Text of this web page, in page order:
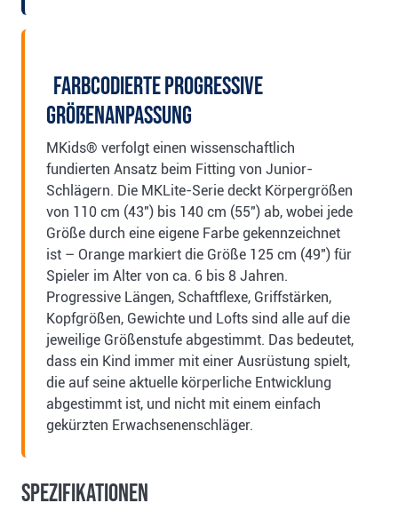
Farbcodierte progressive
Größenanpassung
MKids® verfolgt einen wissenschaftlich
fundierten Ansatz beim Fitting von Junior-
Schlägern. Die MKLite-Serie deckt Körpergrößen
von 110 cm (43") bis 140 cm (55") ab, wobei jede
Größe durch eine eigene Farbe gekennzeichnet
ist – Orange markiert die Größe 125 cm (49") für
Spieler im Alter von ca. 6 bis 8 Jahren.
Progressive Längen, Schaftflexe, Griffstärken,
Kopfgrößen, Gewichte und Lofts sind alle auf die
jeweilige Größenstufe abgestimmt. Das bedeutet,
dass ein Kind immer mit einer Ausrüstung spielt,
die auf seine aktuelle körperliche Entwicklung
abgestimmt ist, und nicht mit einem einfach
gekürzten Erwachsenenschläger.
Spezifikationen